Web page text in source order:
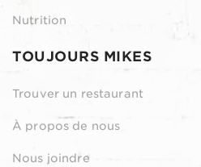
Nutrition
TOUJOURS MIKES
Trouver un restaurant
À propos de nous
Nous joindre